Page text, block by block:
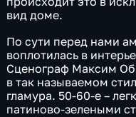
вид доме.
По сути перед нами
воплотилась в
Сценограф Максим
в так называемом
гламура. 50-60-е –
патиново-зелеными